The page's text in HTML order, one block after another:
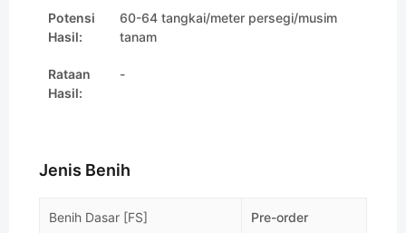
Potensi
Hasil:
60-64 tangkai/meter persegi/musim
tanam
Rataan
Hasil:
-
Jenis Benih
Benih Dasar [FS] Pre-order